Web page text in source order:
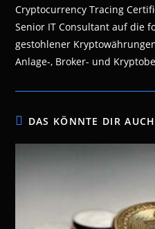
Cryptocurrency Tracing
Senior IT Consultant auf die
gestohlener
Anlage-, Broker- und
DAS KÖNNTE DIR